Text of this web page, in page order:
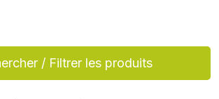
/ Filtrer les produits